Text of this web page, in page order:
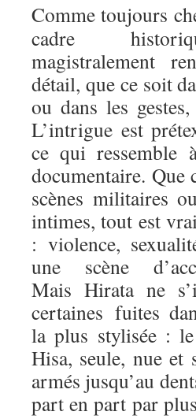
Comme toujours
cadre
magistralement
détail, que ce soit
ou dans les
L’intrigue est
ce qui ressemble
documentaire. Que
scènes militaires
intimes, tout est
: violence,
une scène
Mais Hirata ne
certaines fuites
la plus stylisée :
Hisa, seule, nue et
armés jusqu’au
part en part par